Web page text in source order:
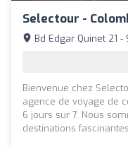
Selectour -
Bd Edgar Quinet 21
Bienvenue chez
agence de voyage de
6 jours sur 7. Nous
destinations